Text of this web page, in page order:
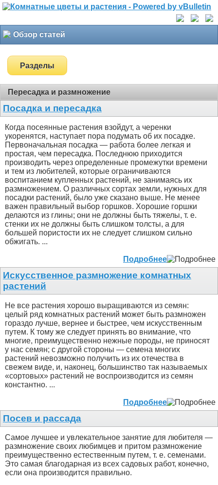
Обзор статей
Разделы
Пересадка и размножение
Посадка и пересадка
Когда посеянные растения взойдут, а черенки
укоренятся, наступает пора подумать об их посадке.
Первоначальная посадка — работа более легкая и
простая, чем пересадка. Последнюю приходится
производить через определенные промежутки времени
и тем из любителей, которые ограничиваются
воспитанием купленных растений, не занимаясь их
размножением. О различных сортах земли, нужных для
посадки растений, было уже сказано выше. Не менее
важен правильный выбор горшков. Хорошие горшки
делаются из глины; они не должны быть тяжелы, т. е.
стенки их не должны быть слишком толсты, а для
большей пористости их не следует слишком сильно
обжигать. ...
Подробнее
Искусственное размножение комнатных
растений
Не все растения хорошо выращиваются из семян:
целый ряд комнатных растений может быть размножен
гораздо лучше, вернее и быстрее, чем искусственным
путем. К тому же следует принять во внимание, что
многие, преимущественно нежные породы, не приносят
у нас семян; с другой стороны — семена многих
растений невозможно получить из их отечества в
свежем виде, и, наконец, большинство так называемых
«сортовых» растений не воспроизводится из семян
константно. ...
Подробнее
Посев и рассада
Самое лучшее и увлекательное занятие для любителя —
размножение своих любимцев и притом размножение
преимущественно естественным путем, т. е. семенами.
Это самая благодарная из всех садовых работ, конечно,
если она производится правильно.